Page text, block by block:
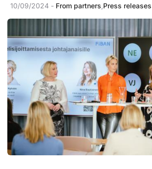
10/09/2024 - From partners Press releases